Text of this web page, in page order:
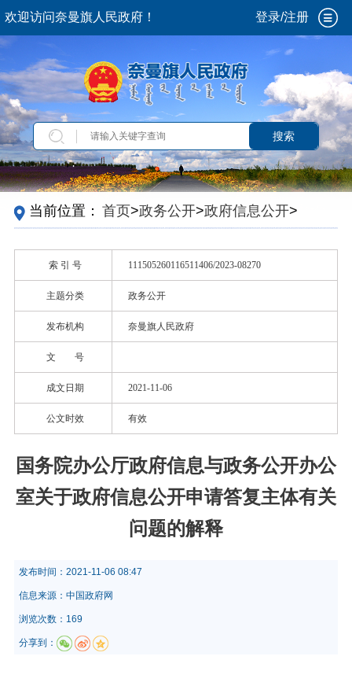
欢迎访问奈曼旗人民政府！ 登录/注册
搜索
当前位置： 首页>政务公开>政府信息公开>
府信息公开制度>国家级
索 引 号 111505260116511406/2023-08270
主题分类 政务公开
发布机构 奈曼旗人民政府
文 号
成文日期 2021-11-06
公文时效 有效
国务院办公厅政府信息与政务公开办公
室关于政府信息公开申请答复主体有关
问题的解释
发布时间： 2021-11-06 08:47
信息来源： 中国政府网
浏览次数：169
分享到：